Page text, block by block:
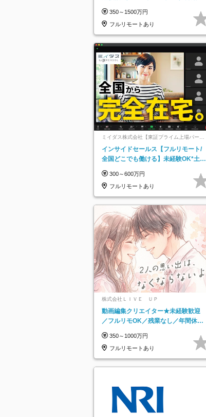
350～1500万円
フルリモートあり
ミイダス株式会社【東証プライム上場パーソ
インサイドセールス【フルリモート/
全国どこでも働ける】未経験OK*土日
300～600万円
フルリモートあり
株式会社ＬＩＶＥ ＵＰ
動画編集クリエイター★未経験歓迎
／フルリモOK／残業なし／年間休日
実で安心
350～1000万円
フルリモートあり